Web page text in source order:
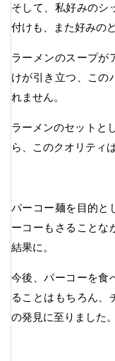
そして、私好みのシ
付けも、また好みの
ラーメンのスープが
けが引き立つ、この
れません。
ラーメンのセットと
ら、このクオリティ
パーコー麺を目的と
ーコーもさることな
結果に。
今後、パーコーを食
ることはもちろん、
の発見に至りました。